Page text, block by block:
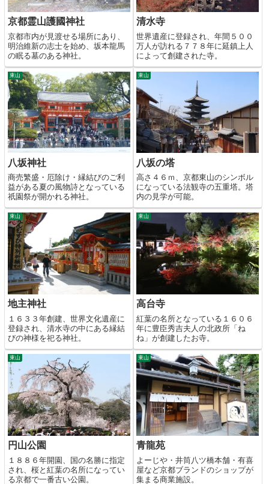
京都霊山護國神社
京都市内が見渡せる場所にあり、
明治維新の志士を始め、坂本龍馬
の眠る墓のある神社。
清水寺
世界遺産に登録され、年間５００
万人が訪れる７７８年に延鎮上人
によって創建された寺。
東山
八坂神社
商売繁盛・厄除け・縁結びのご利
益がある夏の風物詩となっている
祇園祭が開かれる神社。
東山
八坂の塔
高さ４６ｍ、京都東山のシンボル
になっている法観寺の五重塔。塔
内の見学が可能。
東山
地主神社
１６３３年創建、世界文化遺産に
登録され、清水寺の中にある縁結
びの神様を祀る神社。
東山
高台寺
紅葉の名所となっている１６０６
年に豊臣秀吉夫人の北政所「ね
ね」が創建したお寺。
東山
円山公園
１８８６年開園、国の名勝に指定
され、桜と紅葉の名所になってい
る京都で一番古い公園。
東山
青龍苑
よーじや・井筒八ツ橋本舗・有喜
屋など京都ブランドのショップが
集まる商業施設。